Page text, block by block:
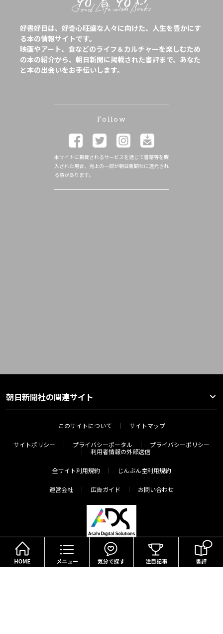
好書好日は、好奇心旺盛な人々に向けた、人生を豊かにす
る本の情報サイトです。
映画やアート、食などのライフ＆カルチャーを楽しむため
の本の紹介から、朝日新聞に掲載された書評まで、あなた
と本の出会いをお手伝いします。
Follow
本サイトに掲載されるサービスを通じて書籍等を購
入された場合、売上の一部が朝日新聞社に還元され
る事があります。
朝日新聞社の関連サイト
このサイトについて サイトマップ
サイトポリシー プライバシーポータル
プライバシーポリシー
利用者情報の外部送信
全サイト利用規約 じんぶん堂利用規約
運営会社 広告ガイド お問い合わせ
Copyright(c) The Asahi Shimbun Company. All Rights Reserved.